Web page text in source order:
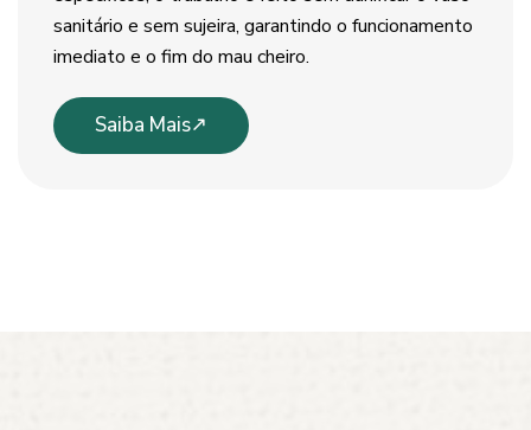
sanitário e sem sujeira, garantindo o funcionamento
imediato e o fim do mau cheiro.
Saiba Mais